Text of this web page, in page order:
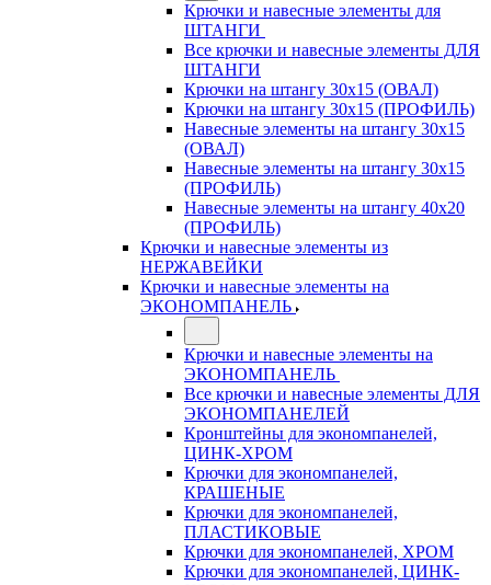
Крючки и навесные элементы для
ШТАНГИ
Все крючки и навесные элементы ДЛЯ
ШТАНГИ
Крючки на штангу 30х15 (ОВАЛ)
Крючки на штангу 30х15 (ПРОФИЛЬ)
Навесные элементы на штангу 30х15
(ОВАЛ)
Навесные элементы на штангу 30х15
(ПРОФИЛЬ)
Навесные элементы на штангу 40х20
(ПРОФИЛЬ)
Крючки и навесные элементы из
НЕРЖАВЕЙКИ
Крючки и навесные элементы на
ЭКОНОМПАНЕЛЬ
Крючки и навесные элементы на
ЭКОНОМПАНЕЛЬ
Все крючки и навесные элементы ДЛЯ
ЭКОНОМПАНЕЛЕЙ
Кронштейны для экономпанелей,
ЦИНК-ХРОМ
Крючки для экономпанелей,
КРАШЕНЫЕ
Крючки для экономпанелей,
ПЛАСТИКОВЫЕ
Крючки для экономпанелей, ХРОМ
Крючки для экономпанелей, ЦИНК-